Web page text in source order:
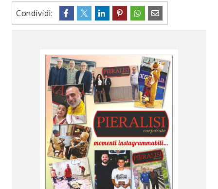
Condividi: